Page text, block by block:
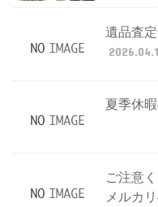
遺品査
夏季休
ご注意
メルカ